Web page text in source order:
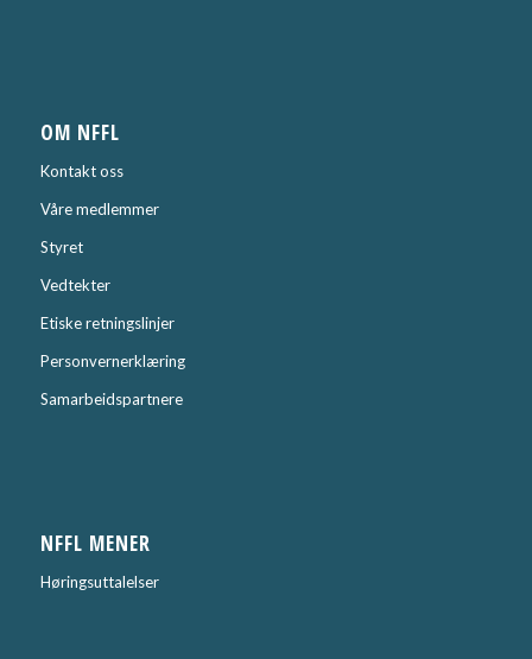
OM NFFL
Kontakt oss
Våre medlemmer
Styret
Vedtekter
Etiske retningslinjer
Personvernerklæring
Samarbeidspartnere
NFFL MENER
Høringsuttalelser